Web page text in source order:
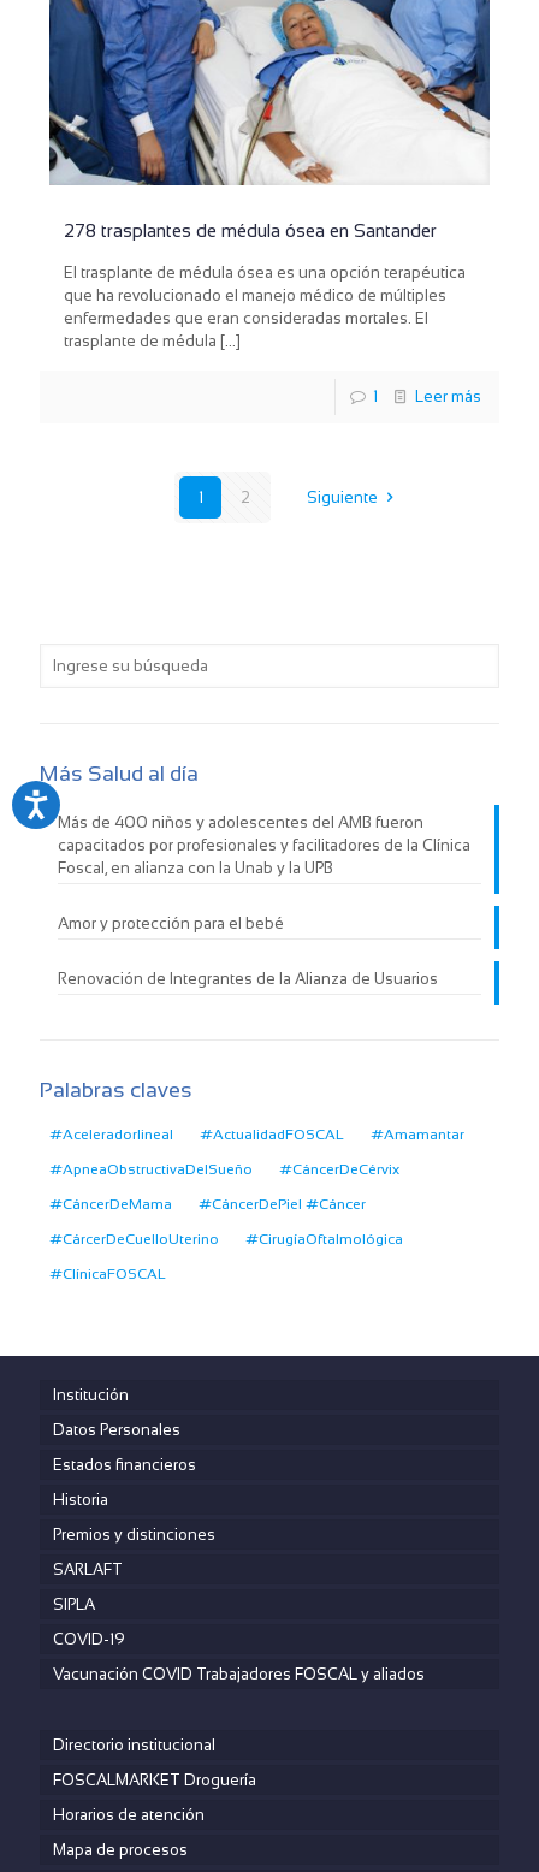
278 trasplantes de médula ósea en Santander
El trasplante de médula ósea es una opción terapéutica
que ha revolucionado el manejo médico de múltiples
enfermedades que eran consideradas mortales. El
trasplante de médula […]
1 Leer más
1 2 Siguiente
Más Salud al día
Más de 400 niños y adolescentes del AMB fueron
capacitados por profesionales y facilitadores de la Clínica
Foscal, en alianza con la Unab y la UPB
Amor y protección para el bebé
Renovación de Integrantes de la Alianza de Usuarios
Palabras claves
#Aceleradorlineal #ActualidadFOSCAL #Amamantar
#ApneaObstructivaDelSueño #CáncerDeCérvix
#CáncerDeMama #CáncerDePiel #Cáncer
#CárcerDeCuelloUterino #CirugíaOftalmológica
#ClínicaFOSCAL
Institución
Datos Personales
Estados financieros
Historia
Premios y distinciones
SARLAFT
SIPLA
COVID-19
Vacunación COVID Trabajadores FOSCAL y aliados
Directorio institucional
FOSCALMARKET Droguería
Horarios de atención
Mapa de procesos